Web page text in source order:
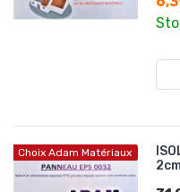
Choix Adam Matériaux